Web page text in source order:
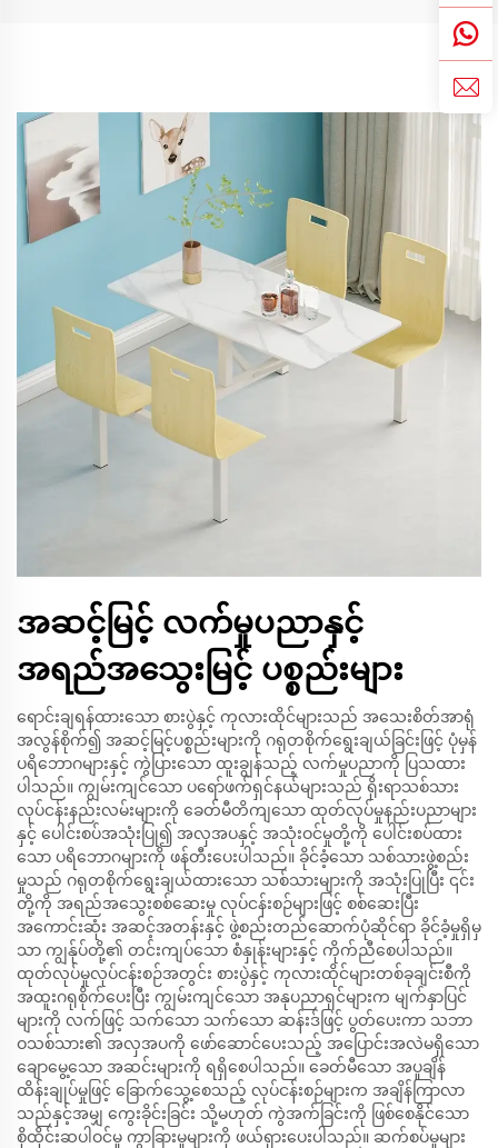
အဆင့်မြင့် လက်မှုပညာနှင့်
အရည်အသွေးမြင့် ပစ္စည်းများ
ရောင်းချရန်ထားသော စားပွဲနှင့် ကုလားထိုင်များသည် အသေးစိတ်အာရုံ
အလွန်စိုက်၍ အဆင့်မြင့်ပစ္စည်းများကို ဂရုတစိုက်ရွေးချယ်ခြင်းဖြင့် ပုံမှန်
ပရိဘောဂများနှင့် ကွဲပြားသော ထူးချွန်သည့် လက်မှုပညာကို ပြသထား
ပါသည်။ ကျွမ်းကျင်သော ပရော်ဖက်ရှင်နယ်များသည် ရိုးရာသစ်သား
လုပ်ငန်းနည်းလမ်းများကို ခေတ်မီတိကျသော ထုတ်လုပ်မှုနည်းပညာများ
နှင့် ပေါင်းစပ်အသုံးပြု၍ အလှအပနှင့် အသုံးဝင်မှုတို့ကို ပေါင်းစပ်ထား
သော ပရိဘောဂများကို ဖန်တီးပေးပါသည်။ ခိုင်ခံ့သော သစ်သားဖွဲ့စည်း
မှုသည် ဂရုတစိုက်ရွေးချယ်ထားသော သစ်သားများကို အသုံးပြုပြီး ၎င်း
တို့ကို အရည်အသွေးစစ်ဆေးမှု လုပ်ငန်းစဉ်များဖြင့် စစ်ဆေးပြီး
အကောင်းဆုံး အဆင့်အတန်းနှင့် ဖွဲ့စည်းတည်ဆောက်ပုံဆိုင်ရာ ခိုင်ခံ့မှုရှိမှ
သာ ကျွန်ုပ်တို့၏ တင်းကျပ်သော စံနှုန်းများနှင့် ကိုက်ညီစေပါသည်။
ထုတ်လုပ်မှုလုပ်ငန်းစဉ်အတွင်း စားပွဲနှင့် ကုလားထိုင်များတစ်ခုချင်းစီကို
အထူးဂရုစိုက်ပေးပြီး ကျွမ်းကျင်သော အနုပညာရှင်များက မျက်နှာပြင်
များကို လက်ဖြင့် သက်သော သက်သော ဆန်းဒ်ဖြင့် ပွတ်ပေးကာ သဘာ
ဝသစ်သား၏ အလှအပကို ဖော်ဆောင်ပေးသည့် အပြောင်းအလဲမရှိသော
ချောမွေ့သော အဆင်းများကို ရရှိစေပါသည်။ ခေတ်မီသော အပူချိန်
ထိန်းချုပ်မှုဖြင့် ခြောက်သွေ့စေသည့် လုပ်ငန်းစဉ်များက အချိန်ကြာလာ
သည်နှင့်အမျှ ကွေးခိုင်းခြင်း သို့မဟုတ် ကွဲအက်ခြင်းကို ဖြစ်စေနိုင်သော
စိုထိုင်းဆပါဝင်မှု ကွာခြားမှုများကို ဖယ်ရှားပေးပါသည်။ ဆက်စပ်မှုများ